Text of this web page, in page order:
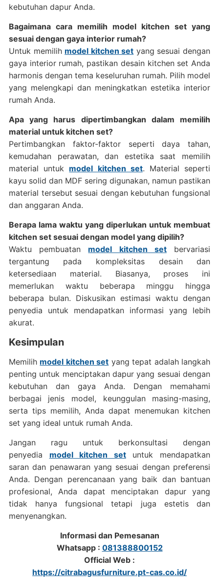
kebutuhan dapur Anda.
Bagaimana cara memilih model kitchen set yang
sesuai dengan gaya interior rumah?
Untuk memilih model kitchen set yang sesuai dengan
gaya interior rumah, pastikan desain kitchen set Anda
harmonis dengan tema keseluruhan rumah. Pilih model
yang melengkapi dan meningkatkan estetika interior
rumah Anda.
Apa yang harus dipertimbangkan dalam memilih
material untuk kitchen set?
Pertimbangkan faktor-faktor seperti daya tahan,
kemudahan perawatan, dan estetika saat memilih
material untuk model kitchen set. Material seperti
kayu solid dan MDF sering digunakan, namun pastikan
material tersebut sesuai dengan kebutuhan fungsional
dan anggaran Anda.
Berapa lama waktu yang diperlukan untuk membuat
kitchen set sesuai dengan model yang dipilih?
Waktu pembuatan model kitchen setbervariasi
tergantung pada kompleksitas desain dan
ketersediaan material. Biasanya, proses ini
memerlukan waktu beberapa minggu hingga
beberapa bulan. Diskusikan estimasi waktu dengan
penyedia untuk mendapatkan informasi yang lebih
akurat.
Kesimpulan
Memilih model kitchen set yang tepat adalah langkah
penting untuk menciptakan dapur yang sesuai dengan
kebutuhan dan gaya Anda. Dengan memahami
berbagai jenis model, keunggulan masing-masing,
serta tips memilih, Anda dapat menemukan kitchen
set yang ideal untuk rumah Anda.
Jangan ragu untuk berkonsultasi dengan
penyedia model kitchen setuntuk mendapatkan
saran dan penawaran yang sesuai dengan preferensi
Anda. Dengan perencanaan yang baik dan bantuan
profesional, Anda dapat menciptakan dapur yang
tidak hanya fungsional tetapi juga estetis dan
menyenangkan.
Informasi dan Pemesanan
Whatsapp : 081388800152
Official Web :
https://citrabagusfurniture.pt-cas.co.id/